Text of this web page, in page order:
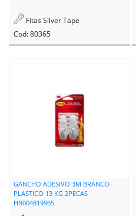
Fitas Silver Tape
Cod: 80365
GANCHO ADESIVO 3M BRANCO
PLASTICO 13 KG 2PECAS
HB004819965